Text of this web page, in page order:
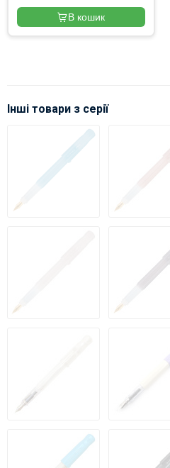
В кошик
Інші товари з серії